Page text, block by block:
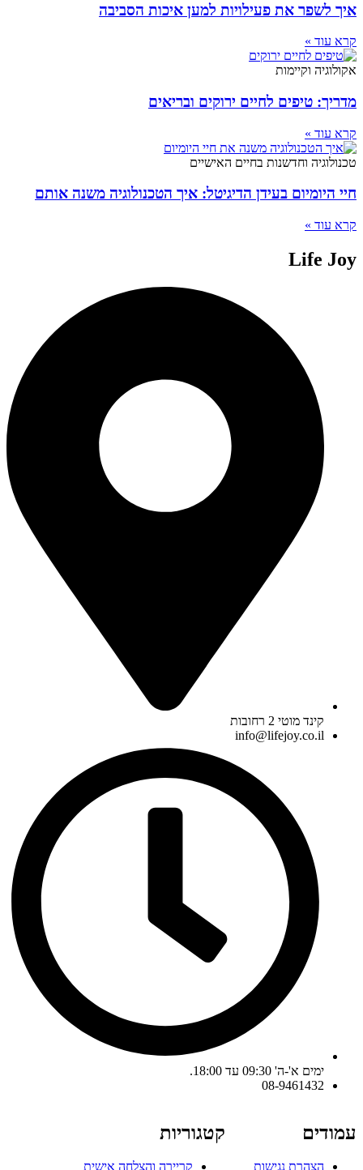
איך לשפר את פעילויות למען איכות הסביבה
קרא עוד »
אקולוגיה וקיימות
מדריך: טיפים לחיים ירוקים ובריאים
קרא עוד »
טכנולוגיה וחדשנות בחיים האישיים
חיי היומיום בעידן הדיגיטל: איך הטכנולוגיה משנה אותם
קרא עוד »
Life Joy
קינד מוטי 2 רחובות
info@lifejoy.co.il
ימים א'-ה' 09:30 עד 18:00.
08-9461432
עמודים
הצהרת נגישות
קטגוריות
קריירה והצלחה אישית